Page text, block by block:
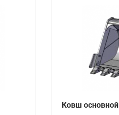
Ковш основной